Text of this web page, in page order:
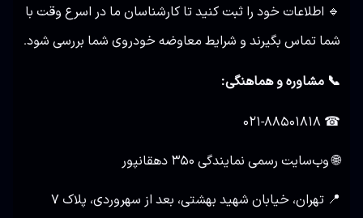
🔹 اطلاعات خود را ثبت کنید تا کارشناسان ما در اسرع وقت با
شما تماس بگیرند و شرایط معاوضه خودروی شما بررسی شود.
📞 مشاوره و هماهنگی:
☎ ۰۲۱-۸۸۵۰۱۸۱۸
🌐وب‌سایت رسمی نمایندگی ۳۵۰ دهقانپور
📍 تهران، خیابان شهید بهشتی، بعد از سهروردی، پلاک ۷